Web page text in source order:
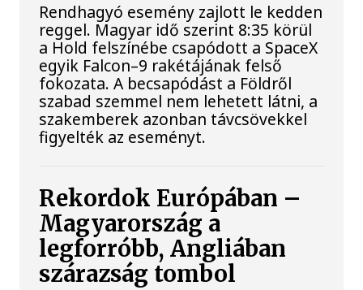
Rendhagyó esemény zajlott le kedden
reggel. Magyar idő szerint 8:35 körül
a Hold felszínébe csapódott a SpaceX
egyik Falcon–9 rakétájának felső
fokozata. A becsapódást a Földről
szabad szemmel nem lehetett látni, a
szakemberek azonban távcsövekkel
figyelték az eseményt.
Rekordok Európában –
Magyarország a
legforróbb, Angliában
szárazság tombol